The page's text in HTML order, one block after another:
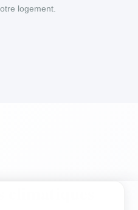
logement.